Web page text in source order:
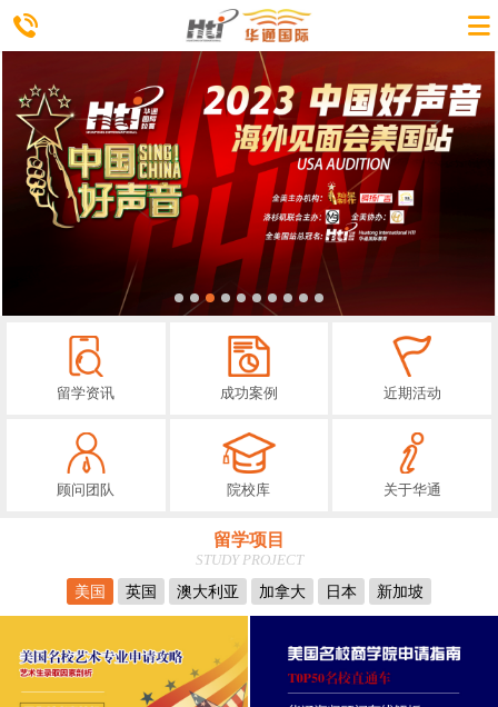
留学资讯 成功案例 近期活动
顾问团队 院校库 关于华通
留学项目
STUDY PROJECT
美国
英国 澳大利亚 加拿大 日本 新加坡